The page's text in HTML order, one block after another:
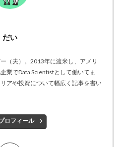
だい
（夫）。2013年に渡米し、アメリ
業でData Scientistとして働いてま
アや投資について幅広く記事を書い
ロフィール